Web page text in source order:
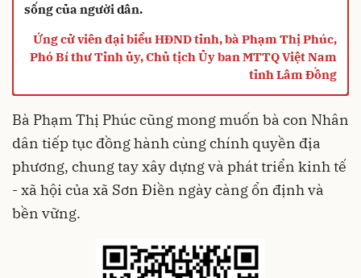
sống của người dân.
Ứng cử viên đại biểu HĐND tỉnh, bà Phạm Thị Phúc,
Phó Bí thư Tỉnh ủy, Chủ tịch Ủy ban MTTQ Việt Nam
tỉnh Lâm Đồng
Bà Phạm Thị Phúc cũng mong muốn bà con Nhân
dân tiếp tục đồng hành cùng chính quyền địa
phương, chung tay xây dựng và phát triển kinh tế
- xã hội của xã Sơn Điền ngày càng ổn định và
bền vững.